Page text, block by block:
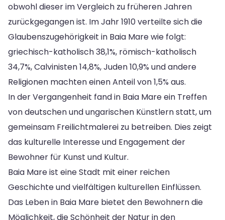
obwohl dieser im Vergleich zu früheren Jahren
zurückgegangen ist. Im Jahr 1910 verteilte sich die
Glaubenszugehörigkeit in Baia Mare wie folgt:
griechisch-katholisch 38,1%, römisch-katholisch
34,7%, Calvinisten 14,8%, Juden 10,9% und andere
Religionen machten einen Anteil von 1,5% aus.
In der Vergangenheit fand in Baia Mare ein Treffen
von deutschen und ungarischen Künstlern statt, um
gemeinsam Freilichtmalerei zu betreiben. Dies zeigt
das kulturelle Interesse und Engagement der
Bewohner für Kunst und Kultur.
Baia Mare ist eine Stadt mit einer reichen
Geschichte und vielfältigen kulturellen Einflüssen.
Das Leben in Baia Mare bietet den Bewohnern die
Möglichkeit, die Schönheit der Natur in den